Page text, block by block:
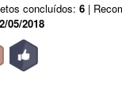
concluídos: 6 |
05/2018